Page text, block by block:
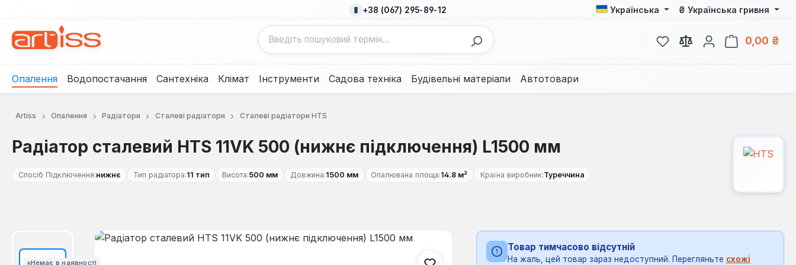
+38 (067) 295-89-12 Українська ₴ Українська гривня
У вас є 0 у списку бажань
0,00 ₴
Опалення Водопостачання Сантехніка Клімат Інструменти Садова техніка Будівельні матеріали Автотовари
Artiss Опалення Радіатори Сталеві радіатори Сталеві радіатори HTS
Радіатор сталевий HTS 11VK 500 (нижнє підключення) L1500 мм
Спосіб Підключення:нижнє Тип радіатора:11 тип Висота:500 мм Довжина:1500 мм Опалювана площа:14.8 м² Країна виробник:Туреччина
Немає в наявності
Пропустити галерею зображень
Товар тимчасово відсутній
На жаль, цей товар зараз недоступний. Перегляньте схожі